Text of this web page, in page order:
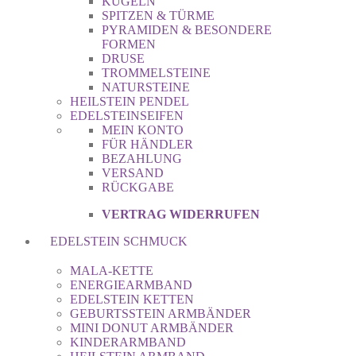
SPITZEN & TÜRME
PYRAMIDEN & BESONDERE
FORMEN
DRUSE
TROMMELSTEINE
NATURSTEINE
HEILSTEIN PENDEL
EDELSTEINSEIFEN
MEIN KONTO
FÜR HÄNDLER
BEZAHLUNG
VERSAND
RÜCKGABE
VERTRAG WIDERRUFEN
EDELSTEIN SCHMUCK
MALA-KETTE
ENERGIEARMBAND
EDELSTEIN KETTEN
GEBURTSSTEIN ARMBÄNDER
MINI DONUT ARMBÄNDER
KINDERARMBAND